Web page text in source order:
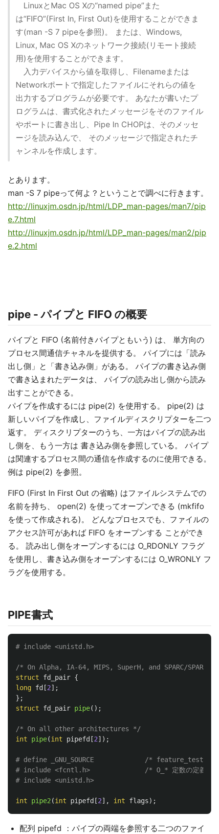
LinuxとMac OS Xの“named pipe”また
は“FIFO”(First In, First Out)を使用することができま
す(man -S 7 pipeを参照)。 または、Windows,
Linux, Mac OS Xのネットワーク接続(リモート接続
用)を使用することができます。
入力デバイスから値を取得し、Filenameまたは
Networkポートで指定したファイルにそれらの値を
出力するプログラムが必要です。 あなたが書いたプ
ログラムは、書式化されたメッセージをそのファイル
やポートに書き出し、Pipe In CHOPは、そのメッセ
ージを読み込んで、 そのメッセージで指定されたチ
ャンネルを作成します。
とあります。
man -S 7 pipeって何よ？ということで調べに行きます。
http://linuxjm.osdn.jp/html/LDP_man-pages/man7/pip
e.7.html
http://linuxjm.osdn.jp/html/LDP_man-pages/man2/pip
e.2.html
pipe - パイプと FIFO の概要
パイプと FIFO (名前付きパイプともいう) は、 単方向の
プロセス間通信チャネルを提供する。 パイプには「読み
出し側」と「書き込み側」がある。 パイプの書き込み側
で書き込まれたデータは、 パイプの読み出し側から読み
出すことができる。
パイプを作成するには pipe(2) を使用する。 pipe(2) は
新しいパイプを作成し、ファイルディスクリプターを二つ
返す。 ディスクリプターのうち、一方はパイプの読み出
し側を、もう一方は 書き込み側を参照している。 パイプ
は関連するプロセス間の通信を作成するのに使用できる。
例は pipe(2) を参照。
FIFO (First In First Out の省略) はファイルシステムでの
名前を持ち、 open(2) を使ってオープンできる (mkfifo
を使って作成される)。 どんなプロセスでも、ファイルの
アクセス許可があれば FIFO をオープンする ことができ
る。 読み出し側をオープンするには O_RDONLY フラグ
を使用し、書き込み側をオープンするには O_WRONLY フ
ラグを使用する。
PIPE書式
/* On Alpha, IA-64, MIPS, SuperH, and SPARC/
struct
fd_pair {
long fd [2];
};
struct
fd_pair pipe();
/* On all other architectures */
int
pipe(int pipefd [2]);
# define _GNU_SOURCE
/*
# include <fcntl.h>
/* O_* 定数の定義の
int pipe2(int pipefd [2], int flags);
配列 pipefd ：パイプの両端を参照する二つのファイ